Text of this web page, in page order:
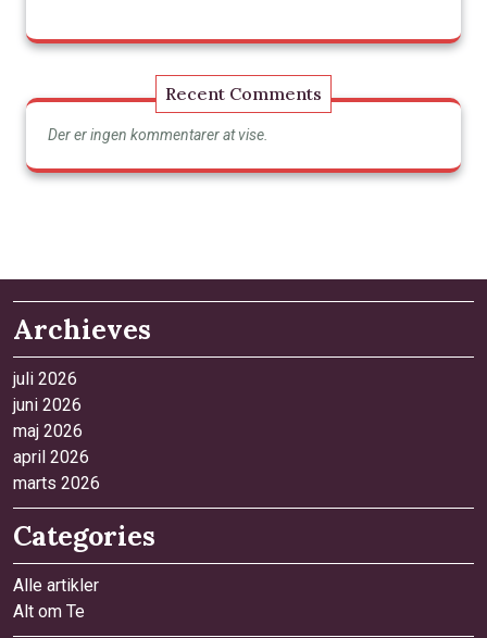
Recent Comments
Der er ingen kommentarer at vise.
Archieves
juli 2026
juni 2026
maj 2026
april 2026
marts 2026
Categories
Alle artikler
Alt om Te